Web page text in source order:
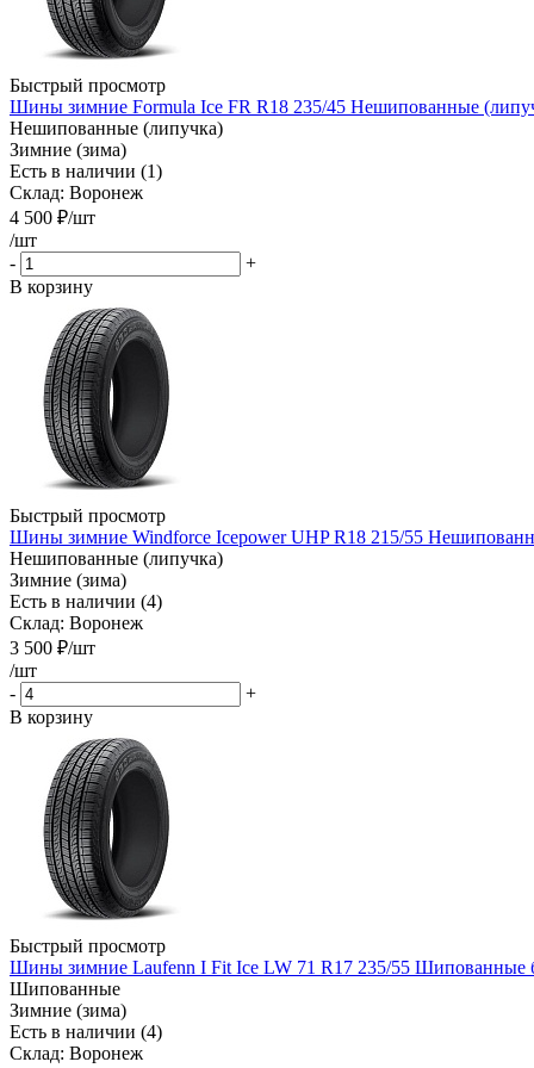
Быстрый просмотр
Шины зимние Formula Ice FR R18 235/45 Нешипованные
Нешипованные (липучка)
Зимние (зима)
Есть в наличии (1)
Склад: Воронеж
4 500 ₽/шт
/шт
-
+
В корзину
Быстрый просмотр
Шины зимние Windforce Icepower UHP R18 215/55
Нешипованные (липучка)
Зимние (зима)
Есть в наличии (4)
Склад: Воронеж
3 500 ₽/шт
/шт
-
+
В корзину
Быстрый просмотр
Шины зимние Laufenn I Fit Ice LW 71 R17 235/55 Шипованные
Шипованные
Зимние (зима)
Есть в наличии (4)
Склад: Воронеж